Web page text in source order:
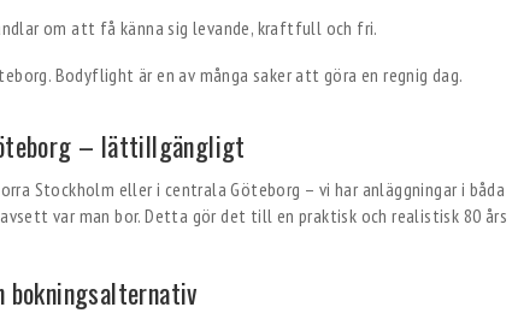
om att få känna sig levande, kraftfull och fri.
– lättillgängligt
Stockholm eller i centrala Göteborg – vi har anläggningar i båda
var man bor. Detta gör det till en praktisk och realistisk 80 års
bokningsalternativ